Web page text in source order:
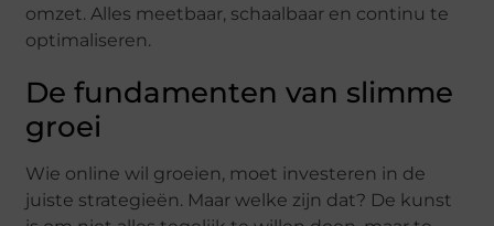
omzet. Alles meetbaar, schaalbaar en continu te
optimaliseren.
De fundamenten van slimme
groei
Wie online wil groeien, moet investeren in de
juiste strategieën. Maar welke zijn dat? De kunst